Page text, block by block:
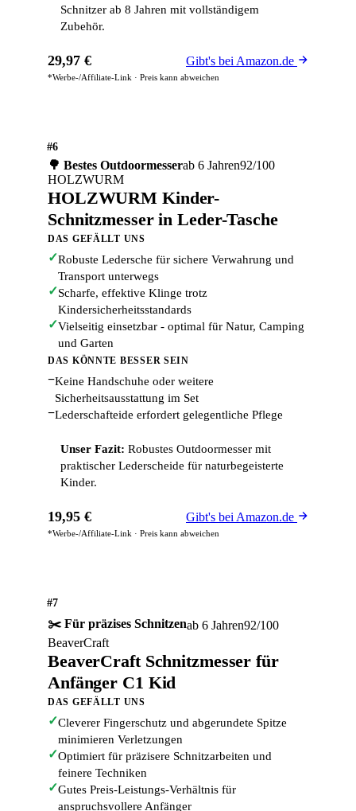
Schnitzer ab 8 Jahren mit vollständigem
Zubehör.
29,97 € Gibt's bei Amazon.de
*Werbe-/Affiliate-Link · Preis kann abweichen
#6
🌳 Bestes Outdoormesserab 6 Jahren92/100
HOLZWURM
HOLZWURM Kinder-
Schnitzmesser in Leder-Tasche
DAS GEFÄLLT UNS
✓Robuste Ledersche für sichere Verwahrung und
Transport unterwegs
✓Scharfe, effektive Klinge trotz
Kindersicherheitsstandards
✓Vielseitig einsetzbar - optimal für Natur, Camping
und Garten
DAS KÖNNTE BESSER SEIN
−Keine Handschuhe oder weitere
Sicherheitsausstattung im Set
−Lederschafteide erfordert gelegentliche Pflege
Unser Fazit: Robustes Outdoormesser mit
praktischer Lederscheide für naturbegeisterte
Kinder.
19,95 € Gibt's bei Amazon.de
*Werbe-/Affiliate-Link · Preis kann abweichen
#7
✂️ Für präzises Schnitzenab 6 Jahren92/100
BeaverCraft
BeaverCraft Schnitzmesser für
Anfänger C1 Kid
DAS GEFÄLLT UNS
✓Cleverer Fingerschutz und abgerundete Spitze
minimieren Verletzungen
✓Optimiert für präzisere Schnitzarbeiten und
feinere Techniken
✓Gutes Preis-Leistungs-Verhältnis für
anspruchsvollere Anfänger